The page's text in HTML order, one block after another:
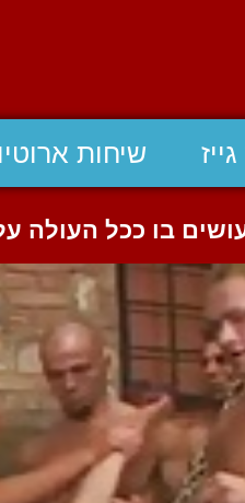
שיחות
בו ככל העולה